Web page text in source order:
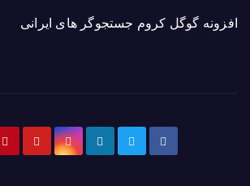
افزونه گوگل کروم جستجوگر های ایرانی